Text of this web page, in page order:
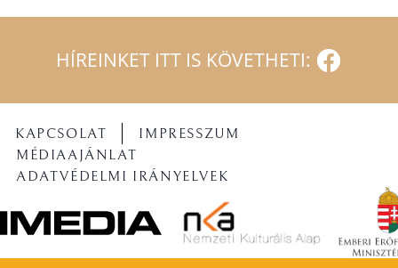
HÍREINKET ITT IS KÖVETHETI:
KAPCSOLAT
IMPRESSZUM
MÉDIAAJÁNLAT
ADATVÉDELMI IRÁNYELVEK